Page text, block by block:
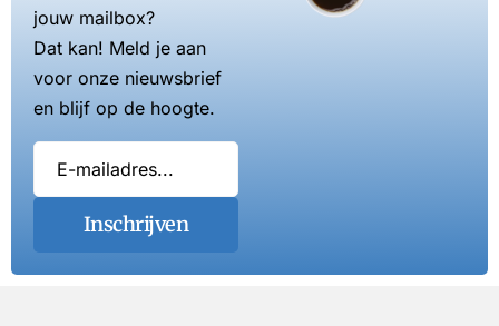
jouw mailbox?
Dat kan! Meld je aan
voor onze nieuwsbrief
en blijf op de hoogte.
Inschrijven